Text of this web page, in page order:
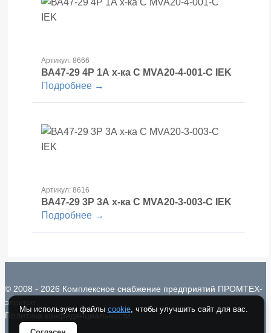
Артикул: 8666
ВА47-29 4Р 1А х-ка С MVA20-4-001-С IEK
Подробнее →
Артикул: 8616
ВА47-29 3Р 3А х-ка С MVA20-3-003-С IEK
Подробнее →
© 2008 - 2026 Комплексное снабжение предприятий ПРОМТЕХ-
электро
Политика конфиденциальности
Мы используем файлы cookie, чтобы улучшить сайт для вас.